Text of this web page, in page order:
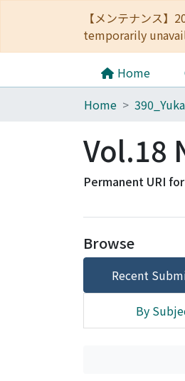
【メンテナンス
temporarily
Home
Home
Vol.18
Permanent URI
Browse
Recent
By